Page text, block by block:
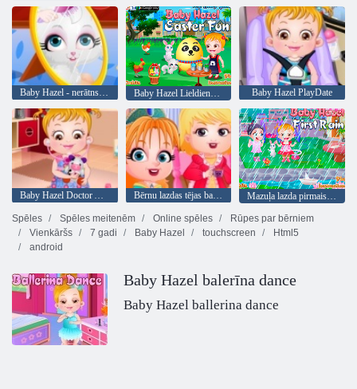
Baby Hazel - nerātns kaķis Baby Hazel Lieldienas Fun Baby Hazel PlayDate
Baby Hazel Doctor Atskaņot Bērnu lazdas tējas ballīte
Mazuļa lazda pirmais lietus
Spēles
Spēles meitenēm Online spēles
Rūpes par bērniem
Vienkāršs
7 gadi Baby Hazel touchscreen
Html5
android
Baby Hazel balerīna dance
Baby Hazel ballerina dance